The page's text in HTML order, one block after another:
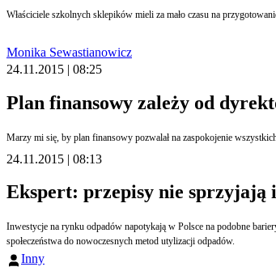
Właściciele szkolnych sklepików mieli za mało czasu na
Monika Sewastianowicz
24.11.2015 | 08:25
Plan finansowy zależy od
Marzy mi się, by plan finansowy pozwalał na zaspokojenie
24.11.2015 | 08:13
Ekspert: przepisy nie sprzyjają
Inwestycje na rynku odpadów napotykają w Polsce na podobne
społeczeństwa do nowoczesnych metod utylizacji odpadów.
Inny